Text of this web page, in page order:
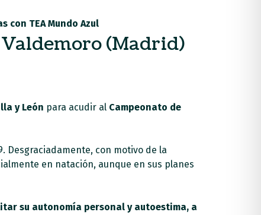
con TEA Mundo Azul
Valdemoro (Madrid)
y León para acudir alCampeonato de
Desgraciadamente, con motivo de la
en natación, aunque en sus planes
su autonomía personal y autoestima, a